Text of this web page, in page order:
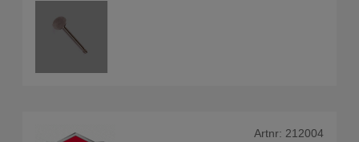
Artnr: 212004